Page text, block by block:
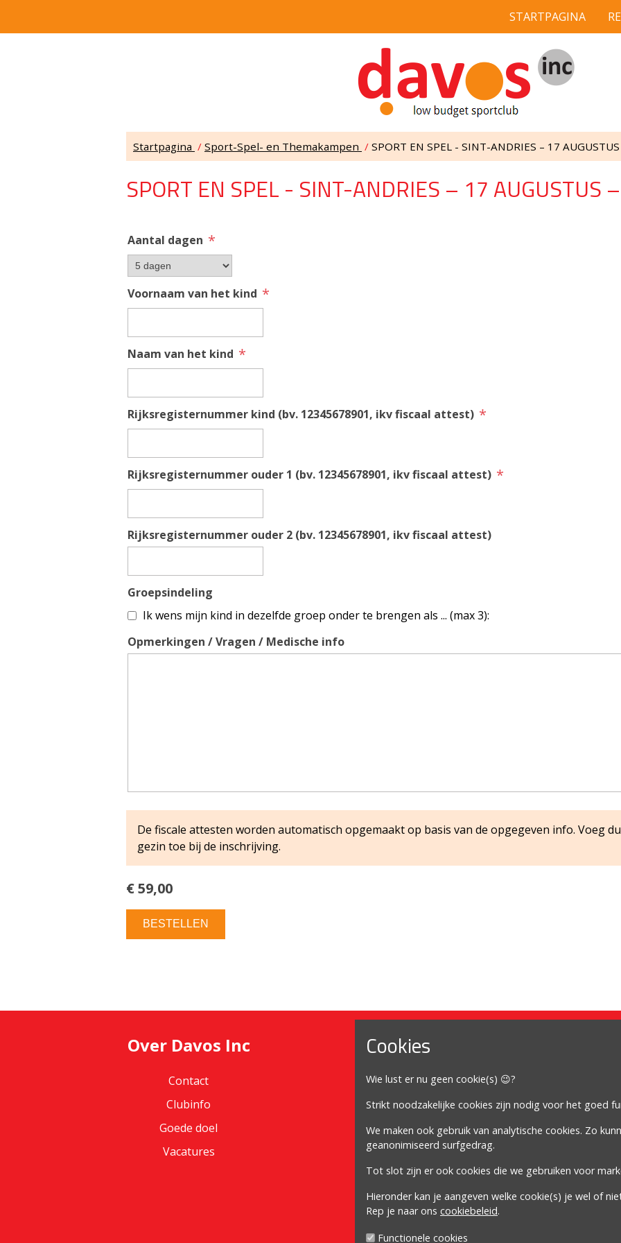
STARTPAGINA
Cookies
Wie lust er nu geen cookie(s) 😉?
Strikt noodzakelijke cookies zijn nodig voor het goed
We maken ook gebruik van analytische cookies. Zo
geanonimiseerd surfgedrag.
Tot slot zijn er ook cookies die we gebruiken voor
Hieronder kan je aangeven welke cookie(s) je wel of
Rep je naar ons cookiebeleid.
Functionele cookies
Startpagina / Sport-Spel- en Themakampen / SPORT EN SPEL - SINT-ANDRIES – 17
SPORT EN SPEL - SINT-ANDRIES – 17 AUGUSTUS
Aantal dagen *
Voornaam van het kind *
Naam van het kind *
Rijksregisternummer kind (bv. 12345678901, ikv fiscaal attest) *
Rijksregisternummer ouder 1 (bv. 12345678901, ikv fiscaal attest) *
Rijksregisternummer ouder 2 (bv. 12345678901, ikv fiscaal attest)
Groepsindeling
Ik wens mijn kind in dezelfde groep onder te brengen als ... (max 3):
Opmerkingen / Vragen / Medische info
De fiscale attesten worden automatisch opgemaakt op basis van de opgegeven info. Voeg
gezin toe bij de inschrijving.
€ 59,00
BESTELLEN
Over Davos Inc
Contact
Clubinfo
Goede doel
Vacatures
Mijn account
Mijn account
Bestellingen
Adressen
Winkelwagen
Volg ons